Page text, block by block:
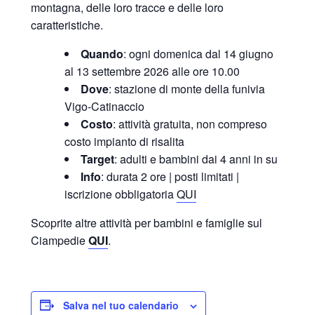
montagna, delle loro tracce e delle loro
caratteristiche.
Quando: ogni domenica dal 14 giugno
al 13 settembre 2026 alle ore 10.00
Dove: stazione di monte della funivia
Vigo-Catinaccio
Costo: attività gratuita, non compreso
costo impianto di risalita
Target: adulti e bambini dai 4 anni in su
Info: durata 2 ore | posti limitati |
iscrizione obbligatoriaQUI
Scoprite altre attività per bambini e famiglie sul
CiampedieQUI.
Salva nel tuo calendario